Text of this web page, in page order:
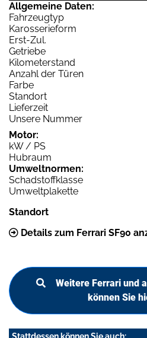
Allgemeine Daten:
Fahrzeugtyp
Karosserieform
Erst-Zul.
Getriebe
Kilometerstand
Anzahl der Türen
Farbe
Standort
Lieferzeit
Unsere Nummer
Motor:
kW / PS
Hubraum
Umweltnormen:
Schadstoffklasse
Umweltplakette
Standort
Details zum Ferrari SF90
Weitere Ferrari und
können Sie